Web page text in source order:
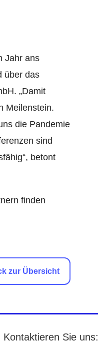
Jahr ans
über das
„Damit
Meilenstein.
die Pandemie
sind
betont
finden
zur Übersicht
Kontaktieren Sie uns: